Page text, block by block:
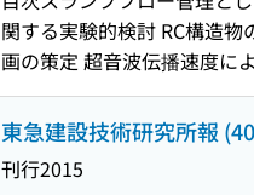
ンネル全断面点検・診断シ
証実験 響きを考慮した劣駆
化予測 蒸気除草とクラピア
の浄化技術の検討 社外発表
関する実験的検討 RC構造
画の策定 超音波伝播速度に
埋込み形式の複合梁の部材
反復法とモード重合法によ
する解析的検討 舗装が固体
し壁に作用するピーク風力
東急建設技術研究所報
刊行2015